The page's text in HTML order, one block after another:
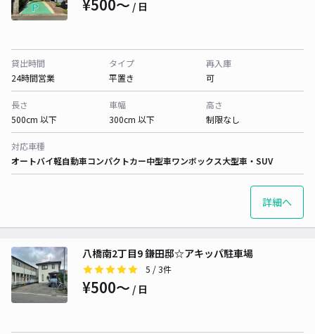
¥500〜 / 日
貸出時間
24時間営業
タイプ
平置き
再入庫
可
長さ
500cm 以下
車幅
300cm 以下
高さ
制限なし
対応車種
オートバイ軽自動車コンパクトカー中型車ワンボックス大型車・SUV
詳細へ
八橋南2丁目9 鎌田邸☆アキッパ駐車場
5 / 3件
¥500〜 / 日